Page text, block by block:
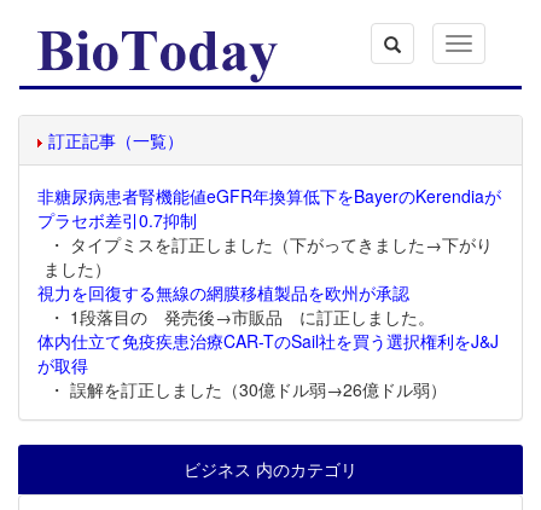
Toggle
navigation
訂正記事（一覧）
非糖尿病患者腎機能値eGFR年換算低下をBayerのKerendiaが
プラセボ差引0.7抑制
・ タイプミスを訂正しました（下がってきました→下がり
ました）
視力を回復する無線の網膜移植製品を欧州が承認
・ 1段落目の 発売後→市販品 に訂正しました。
体内仕立て免疫疾患治療CAR-TのSail社を買う選択権利をJ&J
が取得
・ 誤解を訂正しました（30億ドル弱→26億ドル弱）
ビジネス 内のカテゴリ